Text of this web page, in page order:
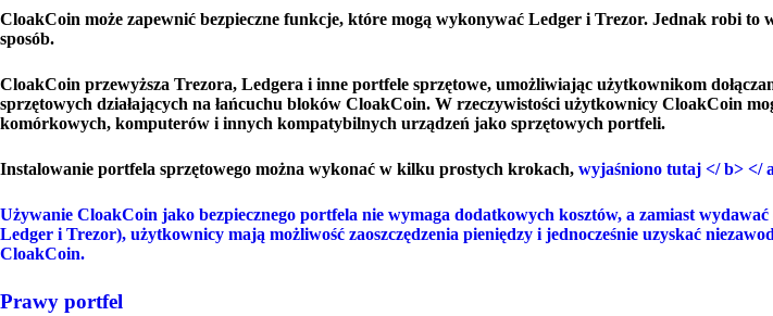
CloakCoin może zapewnić bezpieczne funkcje, które mogą wykonywać Ledger i Trezor. Jednak robi to
sposób.
CloakCoin przewyższa Trezora, Ledgera i inne portfele sprzętowe, umożliwiając użytkownikom
sprzętowych działających na łańcuchu bloków CloakCoin. W rzeczywistości użytkownicy CloakCoin
komórkowych, komputerów i innych kompatybilnych urządzeń jako sprzętowych portfeli.
Instalowanie portfela sprzętowego można wykonać w kilku prostych krokach, wyjaśniono tutaj </ b> </
Używanie CloakCoin jako bezpiecznego portfela nie wymaga dodatkowych kosztów, a zamiast
Ledger i Trezor), użytkownicy mają możliwość zaoszczędzenia pieniędzy i jednocześnie uzyskać
CloakCoin.
Prawy portfel